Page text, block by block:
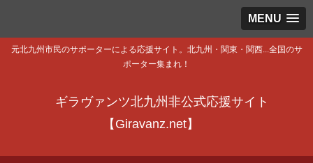
MENU
元北九州市民のサポーターによる応援サイト。北九州・関東・関西...全国のサ
ポーター集まれ！
ギラヴァンツ北九州非公式応援サイト
【Giravanz.net】